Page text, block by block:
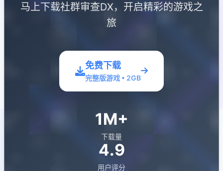
马上下载社群审查DX，开启精彩的游戏之
旅
免费下载
完整版游戏 • 2GB
1M+
下载量
4.9
用户评分